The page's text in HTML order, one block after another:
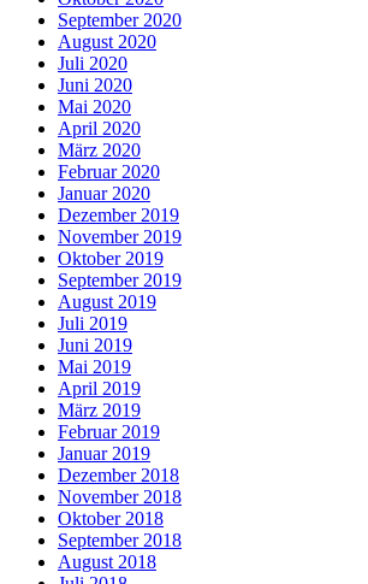
September 2020
August 2020
Juli 2020
Juni 2020
Mai 2020
April 2020
März 2020
Februar 2020
Januar 2020
Dezember 2019
November 2019
Oktober 2019
September 2019
August 2019
Juli 2019
Juni 2019
Mai 2019
April 2019
März 2019
Februar 2019
Januar 2019
Dezember 2018
November 2018
Oktober 2018
September 2018
August 2018